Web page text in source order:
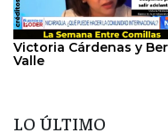
Victoria Cárdenas y
Valle
LO ÚLTIMO